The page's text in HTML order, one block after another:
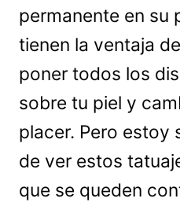
permanente en su
tienen la ventaja
poner todos los
sobre tu piel y
placer. Pero estoy
de ver estos
que se queden